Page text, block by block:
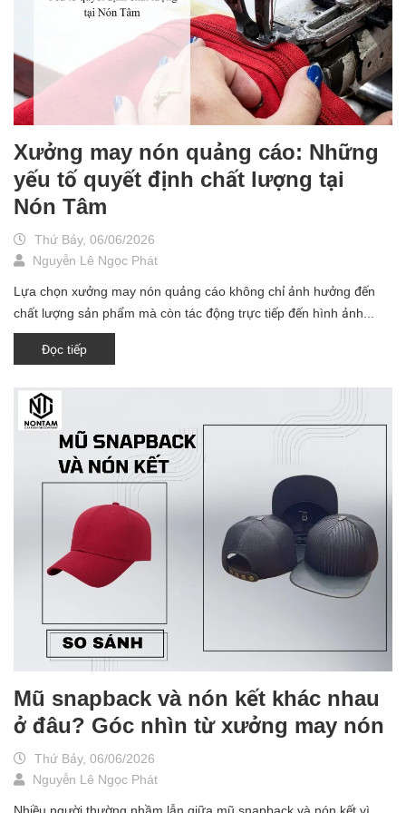
Xưởng may nón quảng cáo: Những
yếu tố quyết định chất lượng tại
Nón Tâm
Thứ Bảy, 06/06/2026
Nguyễn Lê Ngọc Phát
Lựa chọn xưởng may nón quảng cáo không chỉ ảnh hưởng đến
chất lượng sản phẩm mà còn tác động trực tiếp đến hình ảnh...
Đọc tiếp
Mũ snapback và nón kết khác nhau
ở đâu? Góc nhìn từ xưởng may nón
Thứ Bảy, 06/06/2026
Nguyễn Lê Ngọc Phát